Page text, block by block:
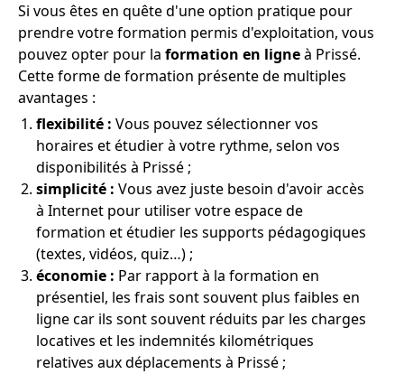
Si vous êtes en quête d'une option pratique pour
prendre votre formation permis d'exploitation, vous
pouvez opter pour la formation en ligneà Prissé.
Cette forme de formation présente de multiples
avantages :
flexibilité : Vous pouvez sélectionner vos
horaires et étudier à votre rythme, selon vos
disponibilités à Prissé ;
simplicité : Vous avez juste besoin d'avoir accès
à Internet pour utiliser votre espace de
formation et étudier les supports pédagogiques
(textes, vidéos, quiz…) ;
économie : Par rapport à la formation en
présentiel, les frais sont souvent plus faibles en
ligne car ils sont souvent réduits par les charges
locatives et les indemnités kilométriques
relatives aux déplacements à Prissé ;